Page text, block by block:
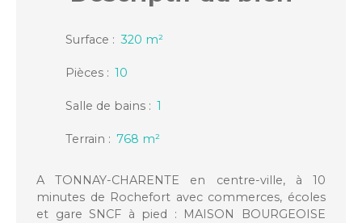
Surface : 320 m²
Pièces : 10
Salle de bains : 1
Terrain : 768 m²
A TONNAY-CHARENTE en centre-ville, à 10
minutes de Rochefort avec commerces, écoles
et gare SNCF à pied : MAISON BOURGEOISE